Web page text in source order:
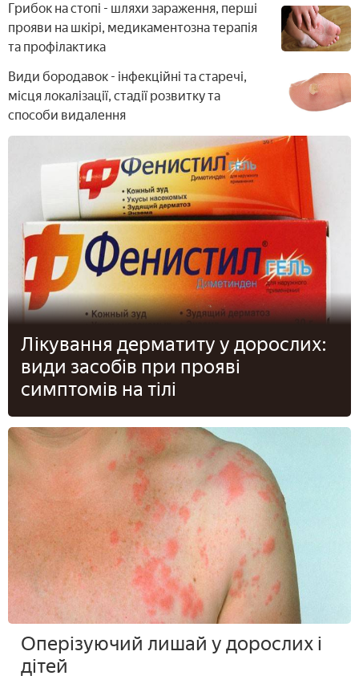
Грибок на стопі - шляхи зараження, перші
прояви на шкірі, медикаментозна терапія
та профілактика
Види бородавок - інфекційні та старечі,
місця локалізації, стадії розвитку та
способи видалення
Лікування дерматиту у дорослих:
види засобів при прояві
симптомів на тілі
Оперізуючий лишай у дорослих і
дітей